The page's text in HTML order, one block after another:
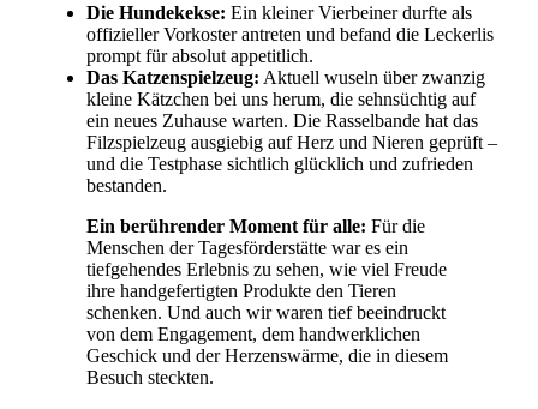
Die Hundekekse: Ein kleiner Vierbeiner durfte als
offizieller Vorkoster antreten und befand die Leckerlis
prompt für absolut appetitlich.
Das Katzenspielzeug: Aktuell wuseln über zwanzig
kleine Kätzchen bei uns herum, die sehnsüchtig auf
ein neues Zuhause warten. Die Rasselbande hat das
Filzspielzeug ausgiebig auf Herz und Nieren geprüft –
und die Testphase sichtlich glücklich und zufrieden
bestanden.
Ein berührender Moment für alle: Für die
Menschen der Tagesförderstätte war es ein
tiefgehendes Erlebnis zu sehen, wie viel Freude
ihre handgefertigten Produkte den Tieren
schenken. Und auch wir waren tief beeindruckt
von dem Engagement, dem handwerklichen
Geschick und der Herzenswärme, die in diesem
Besuch steckten.